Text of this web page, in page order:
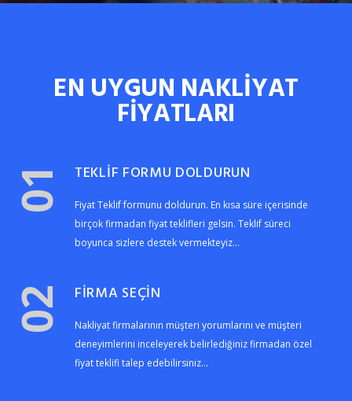
EN UYGUN NAKLİYAT
FİYATLARI
01 TEKLİF FORMU DOLDURUN
Fiyat Teklif formunu doldurun. En kısa süre içerisinde
birçok firmadan fiyat teklifleri gelsin. Teklif süreci
boyunca sizlere destek vermekteyiz...
02 FİRMA SEÇİN
Nakliyat firmalarının müşteri yorumlarını ve müşteri
deneyimlerini inceleyerek belirlediğiniz firmadan özel
fiyat teklifi talep edebilirsiniz...